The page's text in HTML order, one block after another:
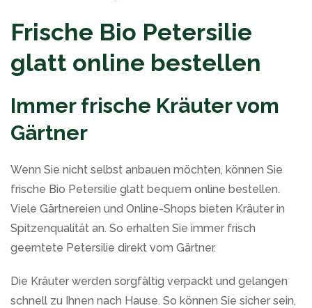
Frische Bio Petersilie
glatt online bestellen
Immer frische Kräuter vom
Gärtner
Wenn Sie nicht selbst anbauen möchten, können Sie
frische Bio Petersilie glatt bequem online bestellen.
Viele Gärtnereien und Online-Shops bieten Kräuter in
Spitzenqualität an. So erhalten Sie immer frisch
geerntete Petersilie direkt vom Gärtner.
Die Kräuter werden sorgfältig verpackt und gelangen
schnell zu Ihnen nach Hause. So können Sie sicher sein,